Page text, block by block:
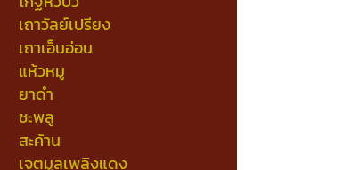
เถาวัลย์เปรียง
เถาเอ็นอ่อน
แห้วหมู
ยาดำ
ชะพลู
สะค้าน
เจตมูลเพลิงแดง